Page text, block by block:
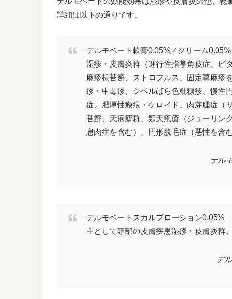
詳細は以下の通りです。
デルモベート軟膏0.05%／クリーム
湿疹・皮膚炎群（進行性指掌角皮症、ビ
麻疹様苔癬、ストロフルス、固定蕁麻疹
疹・中毒疹、ジベルばら色粃糠疹、慢性
症、肥厚性瘢痕・ケロイド、肉芽腫症（
苔癬、天疱瘡群、類天疱瘡（ジューリン
息肉症を含む）、円形脱毛症（悪性を含む
デル
デルモベートスカルプローション0.05%
主として頭部の皮膚疾患湿疹・皮膚炎群
デ